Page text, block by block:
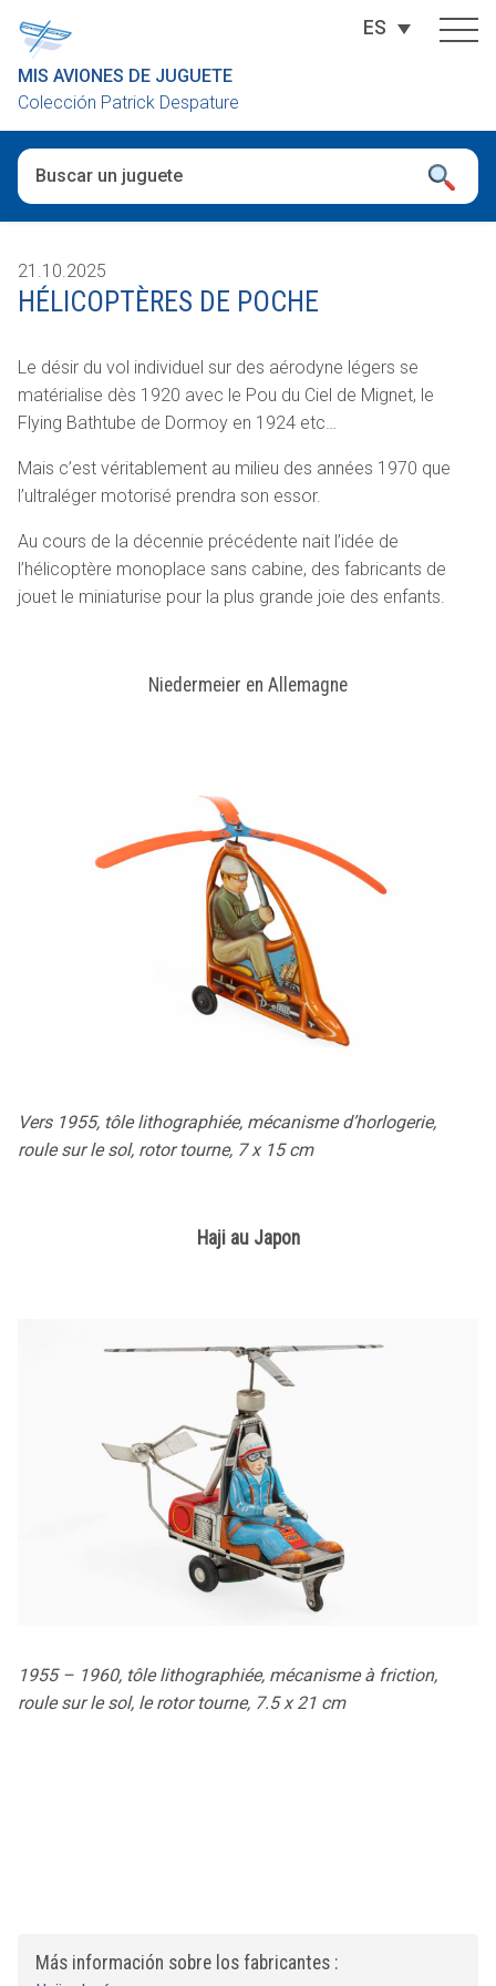
MIS AVIONES DE JUGUETE
Colección Patrick Despature
ES
21.10.2025
HÉLICOPTÈRES DE POCHE
Le désir du vol individuel sur des aérodyne légers se
matérialise dès 1920 avec le Pou du Ciel de Mignet, le
Flying Bathtube de Dormoy en 1924 etc…
Mais c’est véritablement au milieu des années 1970 que
l’ultraléger motorisé prendra son essor.
Au cours de la décennie précédente nait l’idée de
l’hélicoptère monoplace sans cabine, des fabricants de
jouet le miniaturise pour la plus grande joie des enfants.
Niedermeier en Allemagne
Vers 1955, tôle lithographiée, mécanisme d’horlogerie,
roule sur le sol, rotor tourne, 7 x 15 cm
Haji au Japon
1955 – 1960, tôle lithographiée, mécanisme à friction,
roule sur le sol, le rotor tourne, 7.5 x 21 cm
Más información sobre los fabricantes :